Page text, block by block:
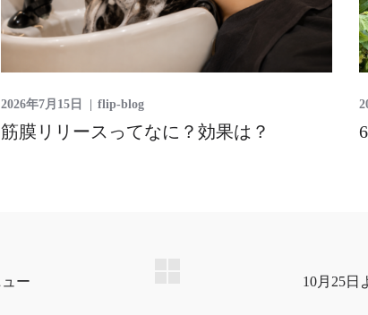
2026年7月15日 flip-blog
筋膜リリースってなに？効果は？